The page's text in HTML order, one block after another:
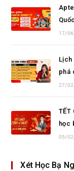
17/
Lịch
phá
27/
TẾT
học
05/
Xét Học Bạ